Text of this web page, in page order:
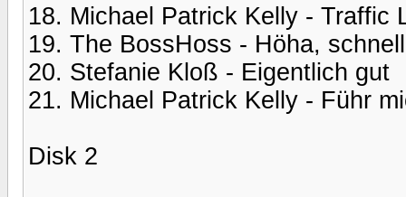
18. Michael Patrick Kelly - Traffic
19. The BossHoss - Höha,
20. Stefanie Kloß - Eigentlich gut
21. Michael Patrick Kelly - Führ
Disk 2